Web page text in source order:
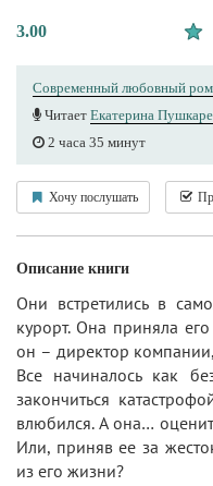
3.00
Современный любовный
Читает Екатерина
2 часа 35 минут
Хочу послушать
Описание книги
Они встретились в
курорт. Она приняла
он – директор
Все начиналось как
закончиться
влюбился. А она…
Или, приняв ее за
из его жизни?